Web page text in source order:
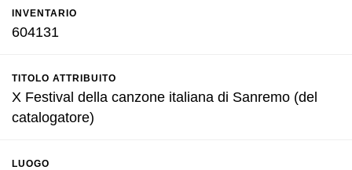
INVENTARIO
604131
TITOLO ATTRIBUITO
X Festival della canzone italiana di Sanremo (del
catalogatore)
LUOGO